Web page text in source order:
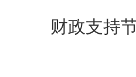
财政支持